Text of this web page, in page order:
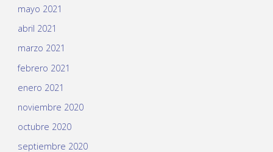
mayo 2021
abril 2021
marzo 2021
febrero 2021
enero 2021
noviembre 2020
octubre 2020
septiembre 2020